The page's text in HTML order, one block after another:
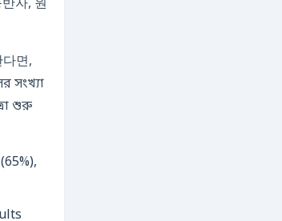
자, 원
면,
সংখ্যা
শুরু